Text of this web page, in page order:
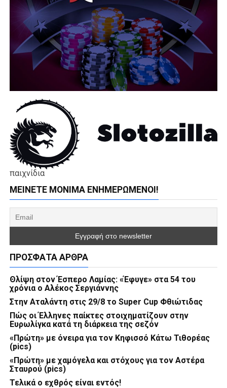
παιχνίδια
ΜΕΊΝΕΤΕ ΜΌΝΙΜΑ ΕΝΗΜΕΡΏΜΕΝΟΙ!
ΠΡΌΣΦΑΤΑ ΆΡΘΡΑ
Θλίψη στον Έσπερο Λαμίας: «Έφυγε» στα 54 του
χρόνια ο Αλέκος Σεργιάννης
Στην Αταλάντη στις 29/8 το Super Cup Φθιώτιδας
Πώς οι Έλληνες παίκτες στοιχηματίζουν στην
Ευρωλίγκα κατά τη διάρκεια της σεζόν
«Πρώτη» με όνειρα για τον Κηφισσό Κάτω Τιθορέας
(pics)
«Πρώτη» με χαμόγελα και στόχους για τον Αστέρα
Σταυρού (pics)
Τελικά ο εχθρός είναι εντός!